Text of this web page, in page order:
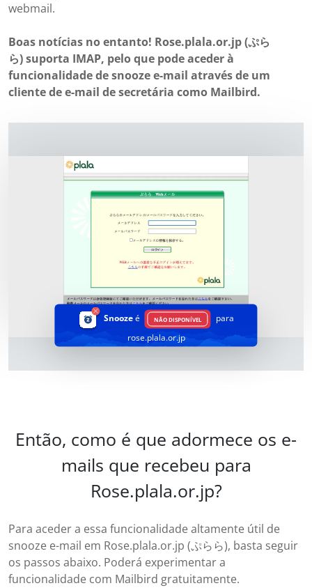
webmail.
Boas notícias no entanto! Rose.plala.or.jp (ぷら
ら) suporta IMAP, pelo que pode aceder à
funcionalidade de snooze e-mail através de um
cliente de e-mail de secretária como Mailbird.
Snoozeé NÃO DISPONÍVEL
para
rose.plala.or.jp
Então, como é que adormece os e-
mails que recebeu para
Rose.plala.or.jp?
Para aceder a essa funcionalidade altamente útil de
snooze e-mail em Rose.plala.or.jp (ぷらら), basta seguir
os passos abaixo. Poderá experimentar a
funcionalidade com Mailbird gratuitamente.